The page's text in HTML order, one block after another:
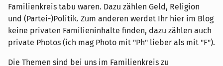
Familienkreis tabu waren. Dazu zählen Geld, Religion
und (Partei-)Politik. Zum anderen werdet Ihr hier im Blog
keine privaten Familieninhalte finden, dazu zählen auch
private Photos (ich mag Photo mit "Ph" lieber als mit "F").
Die Themen sind bei uns im Familienkreis zu